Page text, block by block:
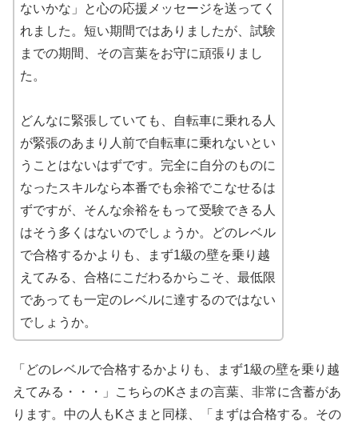
ないかな」と心の応援メッセージを送ってく
れました。短い期間ではありましたが、試験
までの期間、その言葉をお守に頑張りまし
た。
どんなに緊張していても、自転車に乗れる人
が緊張のあまり人前で自転車に乗れないとい
うことはないはずです。完全に自分のものに
なったスキルなら本番でも余裕でこなせるは
ずですが、そんな余裕をもって受験できる人
はそう多くはないのでしょうか。どのレベル
で合格するかよりも、まず1級の壁を乗り越
えてみる、合格にこだわるからこそ、最低限
であっても一定のレベルに達するのではない
でしょうか。
「どのレベルで合格するかよりも、まず1級の壁を乗り越
えてみる・・・」こちらのKさまの言葉、非常に含蓄があ
ります。中の人もKさまと同様、「まずは合格する。その